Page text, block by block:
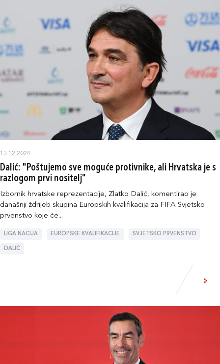
13.12.2024.
Dalić: "Poštujemo sve moguće protivnike, ali Hrvatska je s
razlogom prvi nositelj"
Izbornik hrvatske reprezentacije, Zlatko Dalić, komentirao je
današnji ždrijeb skupina Europskih kvalifikacija za FIFA Svjetsko
prvenstvo koje će...
LIGA NACIJA EUROPSKE KVALIFIKACIJE SVJETSKO PRVENSTVO
DALIĆ